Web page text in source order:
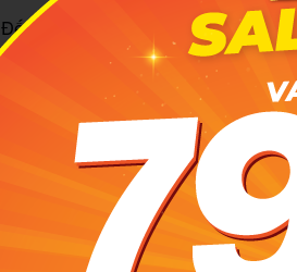
Đến đây, bạn có thể dạo quanh
thưởng thức các món dân dã như
du lịch còn có buffet món Nam Bộ
Xem thêm:Có gì tại Khu du lịch